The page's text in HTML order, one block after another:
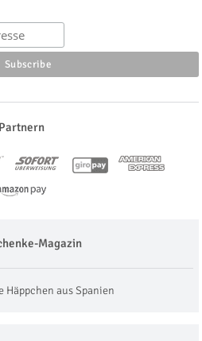
Magazin
Häppchen aus Spanien